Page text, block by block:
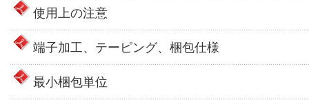
使用上の注意
端子加工、テーピング、梱包仕様
最小梱包単位